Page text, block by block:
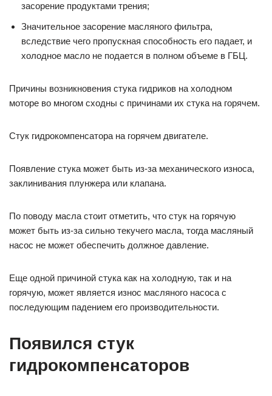
засорение продуктами трения;
Значительное засорение масляного фильтра,
вследствие чего пропускная способность его падает, и
холодное масло не подается в полном объеме в ГБЦ.
Причины возникновения стука гидриков на холодном
моторе во многом сходны с причинами их стука на горячем.
Стук гидрокомпенсатора на горячем двигателе.
Появление стука может быть из-за механического износа,
заклинивания плунжера или клапана.
По поводу масла стоит отметить, что стук на горячую
может быть из-за сильно текучего масла, тогда масляный
насос не может обеспечить должное давление.
Еще одной причиной стука как на холодную, так и на
горячую, может является износ масляного насоса с
последующим падением его производительности.
Появился стук
гидрокомпенсаторов